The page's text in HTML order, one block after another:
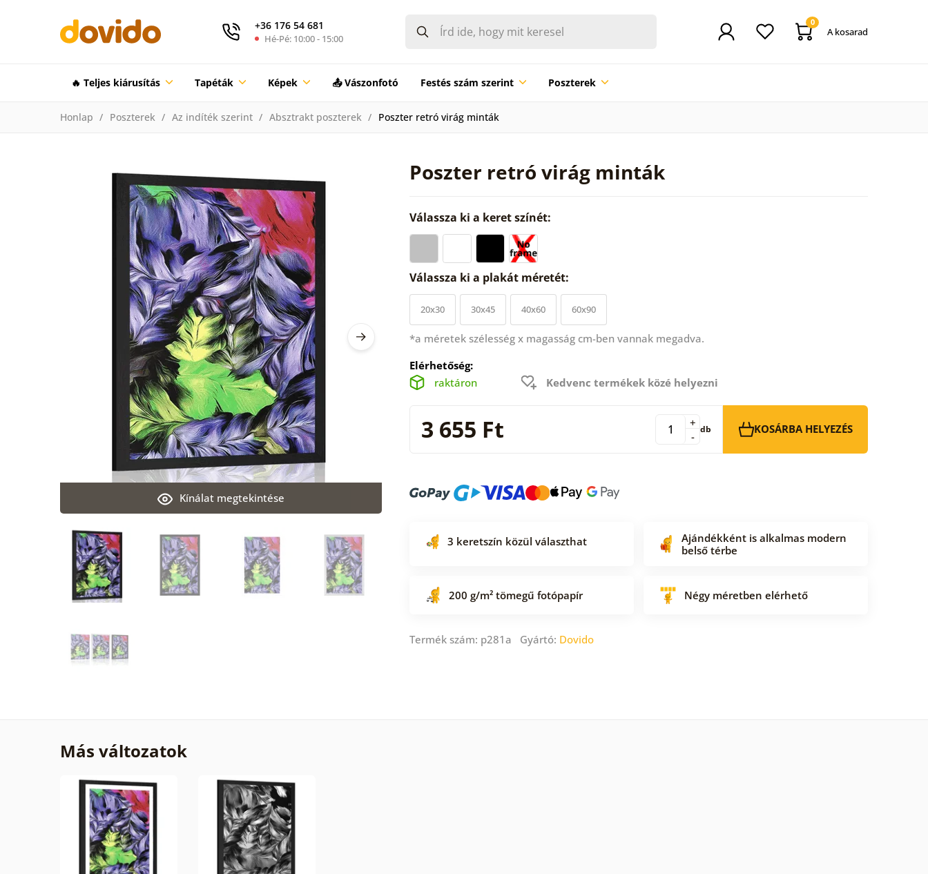
+36 176 54 681
Hé-Pé: 10:00 - 15:00
0
A kosarad
🔥 Teljes kiárusítás Tapéták Képek 📤 Vászonfotó Festés szám szerint Poszterek
Honlap Poszterek Az indíték szerint Absztrakt poszterek Poszter retró virág minták
Poszter retró virág minták
Kínálat megtekintése
Válassza ki a keret színét:
Válassza ki a plakát méretét:
20x30 30x45 40x60 60x90
*a méretek szélesség x magasság cm-ben vannak megadva.
Elérhetőség:
raktáron
Kedvenc termékek közé helyezni
3 655 Ft -
+ db KOSÁRBA HELYEZÉS
3 keretszín közül választhat
Ajándékként is alkalmas modern
belső térbe
200 g/m² tömegű fotópapír Négy méretben elérhető
Termék szám: p281a Gyártó: Dovido
Más változatok